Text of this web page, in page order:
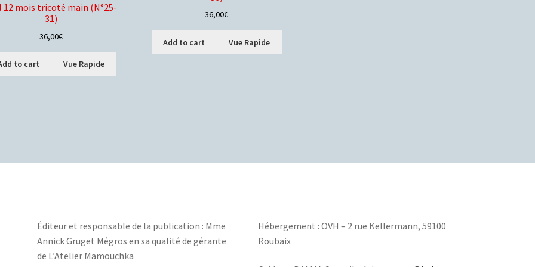
12 mois tricoté main (N°25-
31)
36,00€
to cart Vue Rapide
36,00€
Add to cart Vue Rapide
Éditeur et responsable de la publication : Mme
Annick Gruget Mégros en sa qualité de gérante
de L’Atelier Mamouchka
Hébergement : OVH – 2 rue Kellermann, 59100
Roubaix